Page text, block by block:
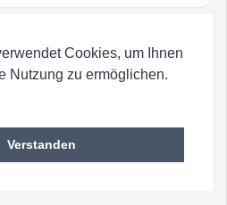
Cookies, um Ihnen
Nutzung zu ermöglichen.
Verstanden
Ablauf, Nutzen,
R, Historie &